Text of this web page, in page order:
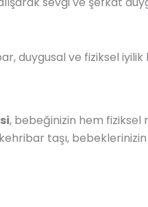
duygusal ve fiziksel iyilik
, bebeğinizin hem fiziksel
taşı,